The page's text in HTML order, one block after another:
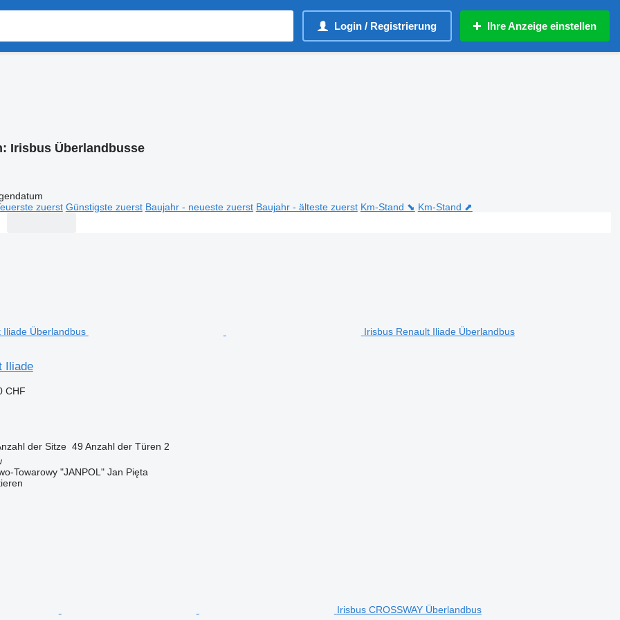
Login / Registrierung Ihre Anzeige einstellen
Irisbus Überlandbusse
zuerst Günstigste zuerst Baujahr - neueste zuerst Baujahr - älteste zuerst Km-Stand ⬊ Km-Stand ⬈
Irisbus Renault Iliade Überlandbus
Iliade
CHF
der Sitze 49 Anzahl der Türen 2
Towarowy "JANPOL" Jan Pięta
Irisbus CROSSWAY Überlandbus